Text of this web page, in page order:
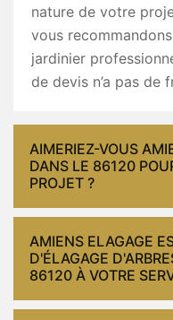
nature de votre
vous
jardinier
de devis n’a pas de
AIMERIEZ-VOUS
DANS LE 86120
PROJET ?
AMIENS ELAGAGE
D'ÉLAGAGE
86120 À VOTRE